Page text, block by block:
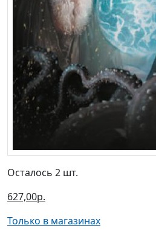
Осталось 2 шт.
627,00р.
Только в магазинах